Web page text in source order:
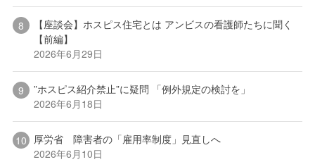
【座談会】ホスピス住宅とは アンビスの看護師たちに聞く
【前編】
2026年6月29日
”ホスピス紹介禁止”に疑問 「例外規定の検討を」
2026年6月18日
厚労省 障害者の「雇用率制度」見直しへ
2026年6月10日